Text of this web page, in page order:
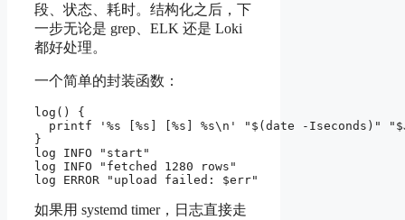
段、状态、耗时。结构化之后，下
一步无论是 grep、ELK 还是 Loki
都好处理。
一个简单的封装函数：
log() {
printf '%s [%s] [%s] %s\n' "$(date -Iseconds)"
}
log INFO "start"
log INFO "fetched 1280 rows"
如果用 systemd timer，日志直接走